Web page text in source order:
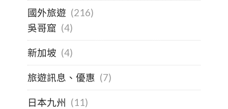
國外旅遊 (216)
吳哥窟 (4)
新加坡 (4)
旅遊訊息、優惠 (7)
日本九州 (11)